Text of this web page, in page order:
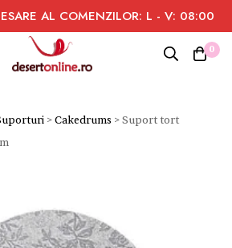
AL COMENZILOR: L - V: 08:00
0
>Cakedrums >Suport tort